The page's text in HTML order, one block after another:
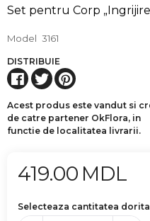
Set pentru Corp „Ingrijire
Model 3161
DISTRIBUIE
Acest produs este vandut si
de catre partener OkFlora, in
functie de localitatea livrarii.
419.00 MDL
Selecteaza cantitatea dorita